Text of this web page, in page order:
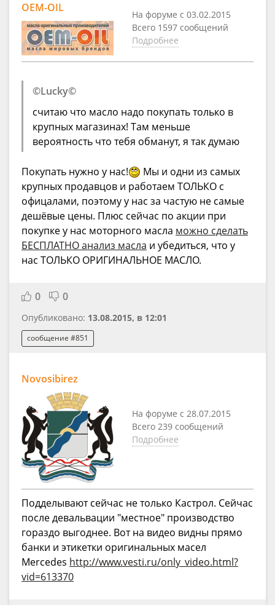
OEM-OIL
На форуме с 03.02.2015
Всего 1597 сообщений
Подробнее
©Lucky©
считаю что масло надо покупать только в
крупных магазинах! Там меньше
вероятность что тебя обманут, я так думаю
Покупать нужно у нас!
Мы и одни из самых
крупных продавцов и работаем ТОЛЬКО с
офицалами, поэтому у нас за частую не самые
дешёвые цены. Плюс сейчас по акции при
покупке у нас моторного масла можно сделать
БЕСПЛАТНО анализ масла и убедиться, что у
нас ТОЛЬКО ОРИГИНАЛЬНОЕ МАСЛО.
0 0
Опубликовано: 13.08.2015, в 12:01
сообщение #851
Novosibirez
На форуме с 28.07.2015
Всего 239 сообщений
Подробнее
Подделывают сейчас не только Кастрол. Сейчас
после девальвации "местное" производство
гораздо выгоднее. Вот на видео видны прямо
банки и этикетки оригинальных масел
Mercedes http://www.vesti.ru/only_video.html?
vid=613370